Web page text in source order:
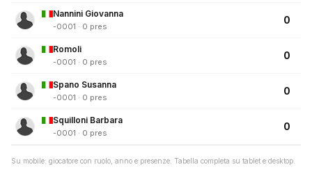
Nannini Giovanna
-0001 · 0 pres
0
Romoli
-0001 · 0 pres
0
Spano Susanna
-0001 · 0 pres
0
Squilloni Barbara
-0001 · 0 pres
0
Su mobile: giocatore con ruolo, anno e presenze. Tabella completa su tablet e desktop.